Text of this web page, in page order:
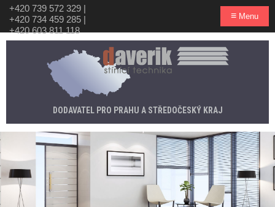
≡ Menu
DODAVATEL PRO PRAHU A STŘEDOČESKÝ KRAJ
+420 739 572 329 |
+420 734 459 285 |
+420 603 811 118